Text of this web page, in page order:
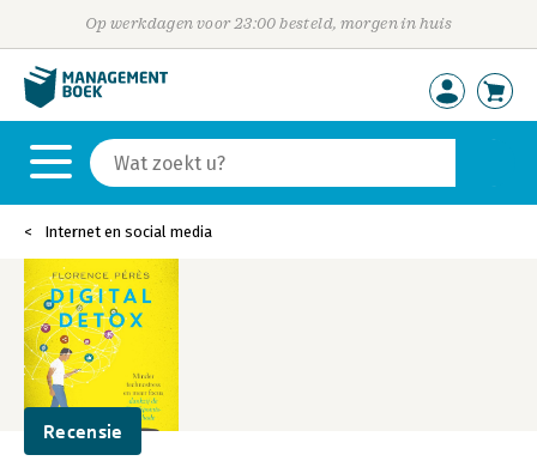
Op werkdagen voor 23:00 besteld, morgen in huis
Internet en social media
Recensie